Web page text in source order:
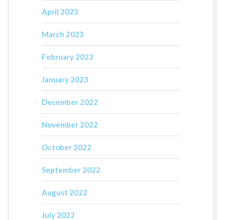
April 2023
March 2023
February 2023
January 2023
December 2022
November 2022
October 2022
September 2022
August 2022
July 2022